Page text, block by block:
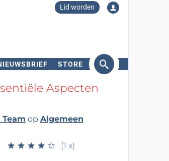
Lid worden
STORE
Aspecten
op Algemeen
★ ★ ★ ★ ★
★ ★ ★ ★ ★ (1 x)